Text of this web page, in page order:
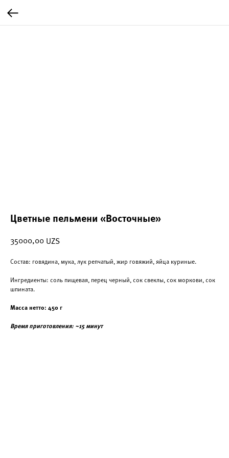
Цветные пельмени «Восточные»
35000,00 UZS
Состав: говядина, мука, лук репчатый, жир говяжий, яйца куриные.
Ингредиенты: соль пищевая, перец черный, сок свеклы, сок моркови, сок
шпината.
Масса нетто: 450 г
Время приготовления: ~15 минут